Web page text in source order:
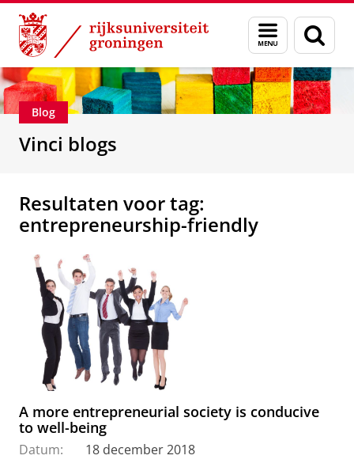
Skip
Content
Skip
Navigation
Menu
en
zoeken
Department of Innovation Management &
Blog
Vinci blogs
Resultaten voor tag:
entrepreneurship-friendly
A more entrepreneurial society is conducive
to well-being
Datum:
18 december 2018